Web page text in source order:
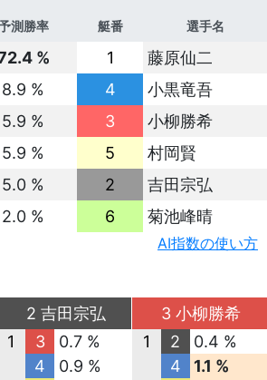
測勝率 艇番 選手名
% 1
藤原仙二
8.9 % 4
小黒竜吾
5.9 % 3
小柳勝希
5.9 % 5
村岡賢
5.0 % 2
吉田宗弘
2.0 % 6 菊池峰晴
AI指数の使い方
2 吉田宗弘
1
3
0.7 %
4
0.9 %
3 小柳勝希
1
2
0.4 %
4
1.1 %